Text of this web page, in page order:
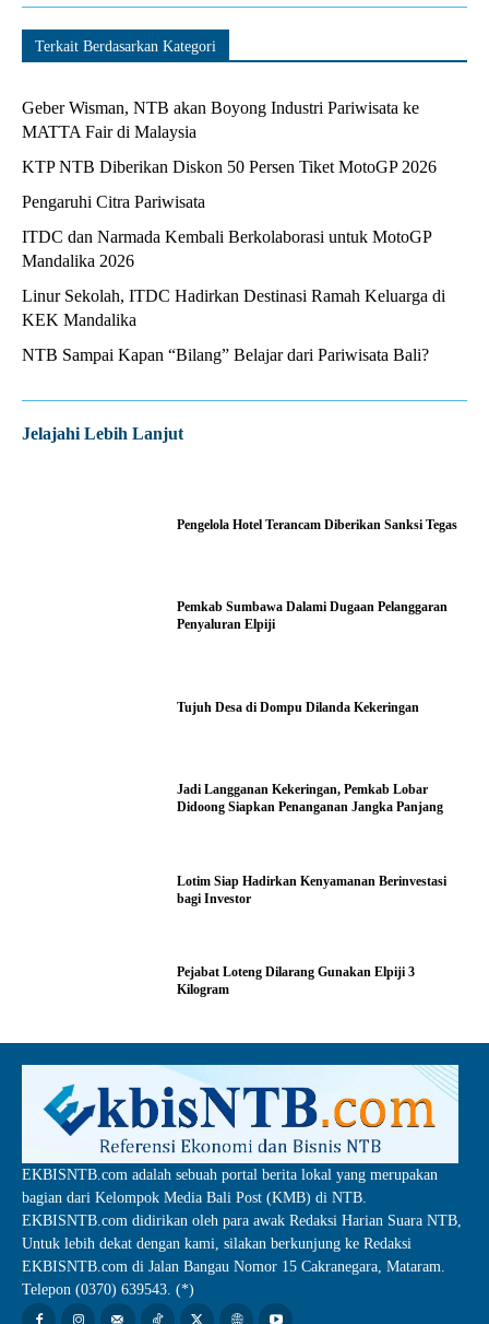
Terkait Berdasarkan Kategori
Geber Wisman, NTB akan Boyong Industri Pariwisata ke
MATTA Fair di Malaysia
KTP NTB Diberikan Diskon 50 Persen Tiket MotoGP 2026
Pengaruhi Citra Pariwisata
ITDC dan Narmada Kembali Berkolaborasi untuk MotoGP
Mandalika 2026
Linur Sekolah, ITDC Hadirkan Destinasi Ramah Keluarga di
KEK Mandalika
NTB Sampai Kapan “Bilang” Belajar dari Pariwisata Bali?
Jelajahi Lebih Lanjut
Pengelola Hotel Terancam Diberikan Sanksi Tegas
Pemkab Sumbawa Dalami Dugaan Pelanggaran
Penyaluran Elpiji
Tujuh Desa di Dompu Dilanda Kekeringan
Jadi Langganan Kekeringan, Pemkab Lobar
Didoong Siapkan Penanganan Jangka Panjang
Lotim Siap Hadirkan Kenyamanan Berinvestasi
bagi Investor
Pejabat Loteng Dilarang Gunakan Elpiji 3
Kilogram
EKBISNTB.com adalah sebuah portal berita lokal yang merupakan
bagian dari Kelompok Media Bali Post (KMB) di NTB.
EKBISNTB.com didirikan oleh para awak Redaksi Harian Suara NTB,
Untuk lebih dekat dengan kami, silakan berkunjung ke Redaksi
EKBISNTB.com di Jalan Bangau Nomor 15 Cakranegara, Mataram.
Telepon (0370) 639543. (*)